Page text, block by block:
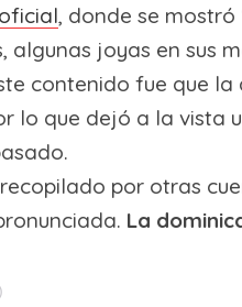
, donde se mostró
algunas joyas en sus
contenido fue que
lo que dejó a la vista
por otras
La